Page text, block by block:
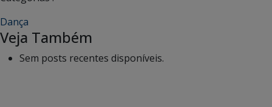
Dança
Veja Também
Sem posts recentes disponíveis.